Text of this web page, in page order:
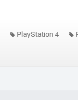
PlayStation 4